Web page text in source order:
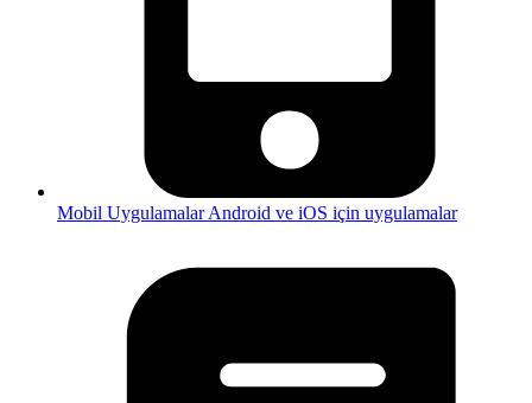
Mobil UygulamalarAndroid ve iOS için uygulamalar